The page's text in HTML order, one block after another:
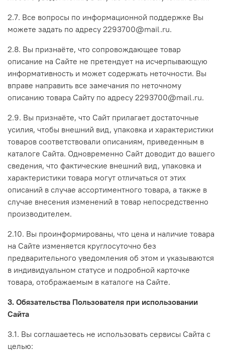
2.7. Все вопросы по информационной поддержке Вы
можете задать по адресу 2293700@mail.ru.
2.8. Вы признаёте, что сопровождающее товар
описание на Сайте не претендует на исчерпывающую
информативность и может содержать неточности. Вы
вправе направить все замечания по неточному
описанию товара Сайту по адресу 2293700@mail.ru.
2.9. Вы признаёте, что Сайт прилагает достаточные
усилия, чтобы внешний вид, упаковка и характеристики
товаров соответствовали описаниям, приведенным в
каталоге Сайта. Одновременно Сайт доводит до вашего
сведения, что фактические внешний вид, упаковка и
характеристики товара могут отличаться от этих
описаний в случае ассортиментного товара, а также в
случае внесения изменений в товар непосредственно
производителем.
2.10. Вы проинформированы, что цена и наличие товара
на Сайте изменяется круглосуточно без
предварительного уведомления об этом и указываются
в индивидуальном статусе и подробной карточке
товара, отображаемым в каталоге на Сайте.
3. Обязательства Пользователя при использовании
Сайта
3.1. Вы соглашаетесь не использовать сервисы Сайта с
целью: